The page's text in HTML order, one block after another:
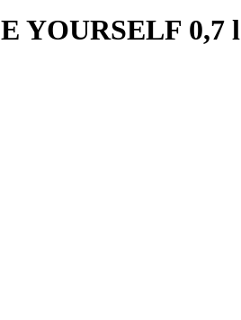
YOURSELF 0,7 l